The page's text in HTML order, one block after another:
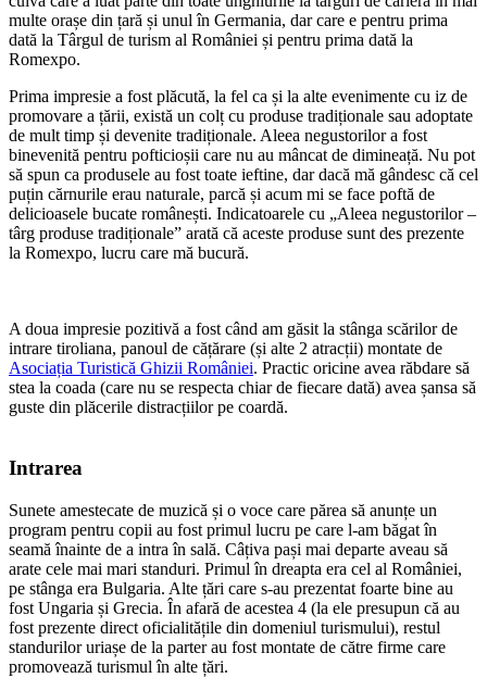
multe orașe din țară și unul în Germania, dar care e pentru prima
dată la Târgul de turism al României și pentru prima dată la
Romexpo.
Prima impresie a fost plăcută, la fel ca și la alte evenimente cu iz de
promovare a țării, există un colț cu produse tradiționale sau adoptate
de mult timp și devenite tradiționale. Aleea negustorilor a fost
binevenită pentru pofticioșii care nu au mâncat de dimineață. Nu pot
să spun ca produsele au fost toate ieftine, dar dacă mă gândesc că cel
puțin cărnurile erau naturale, parcă și acum mi se face poftă de
delicioasele bucate românești. Indicatoarele cu „Aleea negustorilor –
târg produse tradiționale” arată că aceste produse sunt des prezente
la Romexpo, lucru care mă bucură.
A doua impresie pozitivă a fost când am găsit la stânga scărilor de
intrare tiroliana, panoul de cățărare (și alte 2 atracții) montate de
Asociația Turistică Ghizii României. Practic oricine avea răbdare să
stea la coada (care nu se respecta chiar de fiecare dată) avea șansa să
guste din plăcerile distracțiilor pe coardă.
Intrarea
Sunete amestecate de muzică și o voce care părea să anunțe un
program pentru copii au fost primul lucru pe care l-am băgat în
seamă înainte de a intra în sală. Câțiva pași mai departe aveau să
arate cele mai mari standuri. Primul în dreapta era cel al României,
pe stânga era Bulgaria. Alte țări care s-au prezentat foarte bine au
fost Ungaria și Grecia. În afară de acestea 4 (la ele presupun că au
fost prezente direct oficialitățile din domeniul turismului), restul
standurilor uriașe de la parter au fost montate de către firme care
promovează turismul în alte țări.